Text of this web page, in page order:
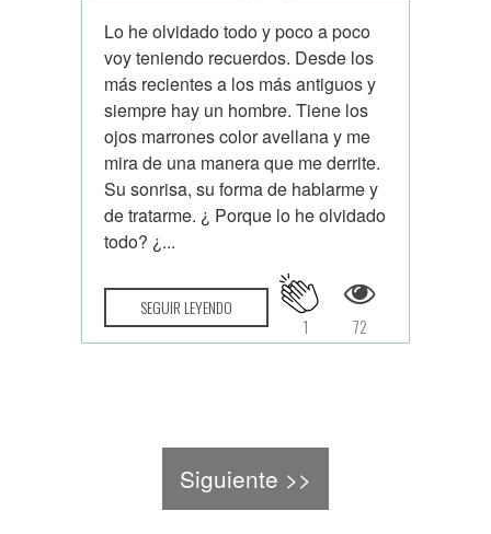
Lo he olvidado todo y poco a poco
voy teniendo recuerdos. Desde los
más recientes a los más antiguos y
siempre hay un hombre. Tiene los
ojos marrones color avellana y me
mira de una manera que me derrite.
Su sonrisa, su forma de hablarme y
de tratarme. ¿ Porque lo he olvidado
todo? ¿...
SEGUIR LEYENDO
72
1
Siguiente >>